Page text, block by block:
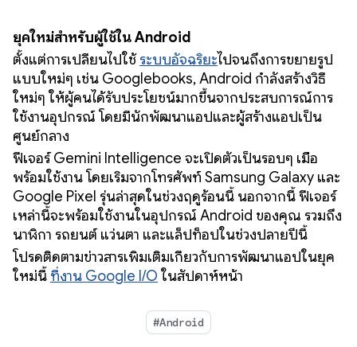
ยุคใหม่สำหรับผู้ใช้ใน Android
ตั้งแต่การเปลี่ยนไปใช้ระบบอัจฉริยะไปจนถึงการขยายรูป
แบบใหม่ๆ เช่น Googlebooks, Android กำลังสร้างวิธี
ใหม่ๆ ให้ผู้คนได้รับประโยชน์มากขึ้นจากประสบการณ์การ
ใช้งานอุปกรณ์ โดยมีนักพัฒนาแอปและผู้สร้างแอปเป็น
ศูนย์กลาง
ฟีเจอร์ Gemini Intelligence จะเปิดตัวเป็นรอบๆ เมื่อ
พร้อมใช้งาน โดยเริ่มจากโทรศัพท์ Samsung Galaxy และ
Google Pixel รุ่นล่าสุดในช่วงฤดูร้อนนี้ นอกจากนี้ ฟีเจอร์
เหล่านี้จะพร้อมใช้งานในอุปกรณ์ Android ของคุณ รวมถึง
นาฬิกา รถยนต์ แว่นตา และแล็ปท็อปในช่วงปลายปีนี้
โปรดติดตามข่าวสารเพิ่มเติมเกี่ยวกับการพัฒนาแอปในยุค
ใหม่นี้ ที่งาน Google I/O ในสัปดาห์หน้า
#Android